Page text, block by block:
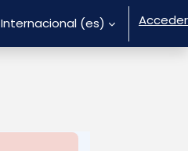
de entrada‎(es)‎ Acceder